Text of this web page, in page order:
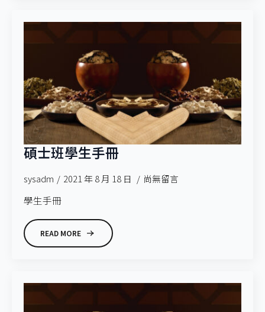
碩士班學生手冊
sysadm 2021 年 8 月 18 日 尚無留言
學生手冊
READ MORE